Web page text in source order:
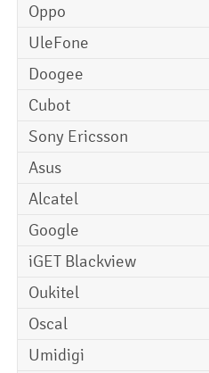
Oppo
UleFone
Doogee
Cubot
Sony Ericsson
Asus
Alcatel
Google
iGET Blackview
Oukitel
Oscal
Umidigi